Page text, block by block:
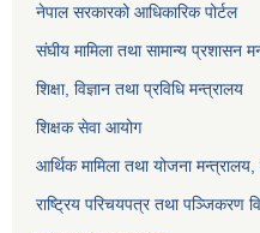
नेपाल सरकारको आधिकारिक पोर्टल
संघीय मामिला तथा सामान्य प्रशासन
शिक्षा, विज्ञान तथा प्रविधि मन्त्रालय
शिक्षक सेवा आयोग
आर्थिक मामिला तथा योजना
राष्ट्रिय परिचयपत्र तथा पञ्जिकरण